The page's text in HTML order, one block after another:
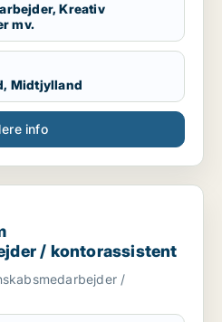
Kreativ
mv.
Midtjylland
info
/ kontorassistent
/ kontorassistent
/